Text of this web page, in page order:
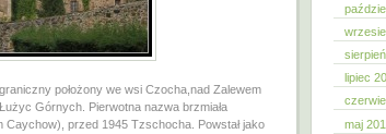
położony we wsi Czocha,nad Zalewem
Górnych. Pierwotna nazwa brzmiała
przed 1945 Tzschocha. Powstał jako
lipiec
maj